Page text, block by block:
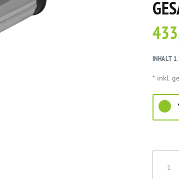
INHALT 1
* inkl.